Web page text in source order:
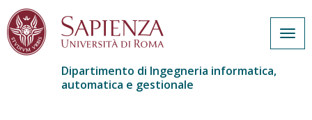
Dipartimento di Ingegneria informatica,
automatica e gestionale